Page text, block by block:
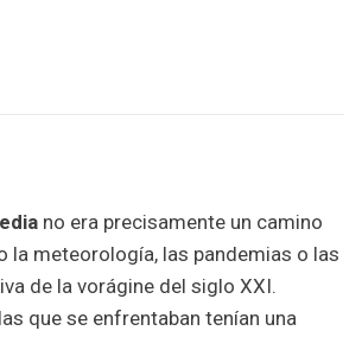
no era precisamente un camino
la meteorología, las pandemias o las
de la vorágine del siglo XXI.
que se enfrentaban tenían una